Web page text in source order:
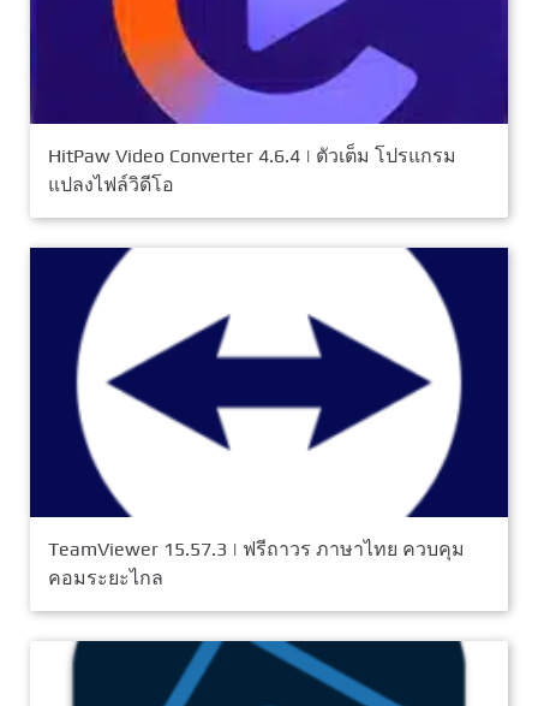
HitPaw Video Converter 4.6.4 | ตัวเต็ม โปรแกรม
แปลงไฟล์วิดีโอ
TeamViewer 15.57.3 | ฟรีถาวร ภาษาไทย ควบคุม
คอมระยะไกล